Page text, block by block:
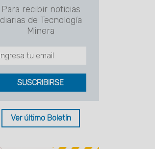
Para recibir noticias
diarias de Tecnología
Minera
Ver último Boletín